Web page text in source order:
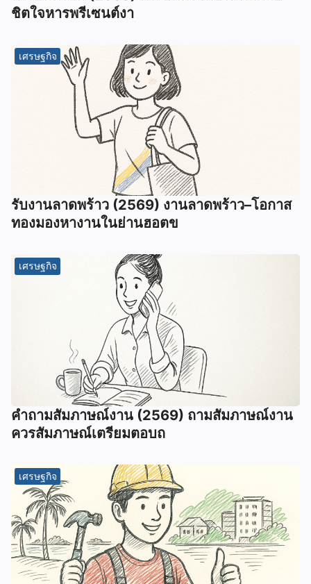
ชิตใจหารพรีเซนต์งา
เศรษฐกิจ
รับงานลาดพร้าว (2569) งานลาดพร้าว–โอกาส
ทองมองหางานในย่านฮอตข
เศรษฐกิจ
คําถามสัมภาษณ์งาน (2569) ถามสัมภาษณ์งาน
ควรสัมภาษณ์เตรียมตอบถ
เศรษฐกิจ